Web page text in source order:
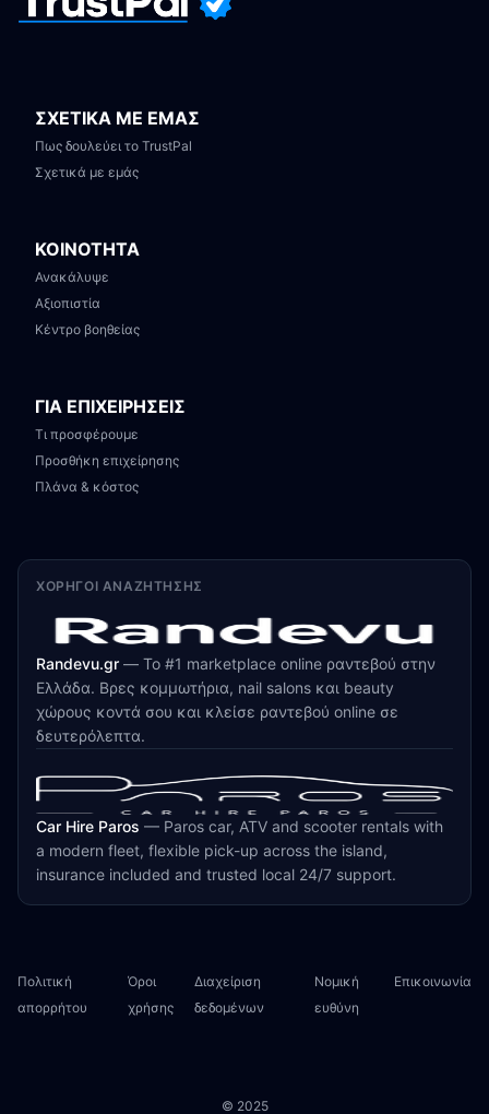
ΣΧΕΤΙΚΑ ΜΕ ΕΜΑΣ
Πως δουλεύει το TrustPal
Σχετικά με εμάς
ΚΟΙΝΟΤΗΤΑ
Ανακάλυψε
Αξιοπιστία
Κέντρο βοηθείας
ΓΙΑ ΕΠΙΧΕΙΡΗΣΕΙΣ
Τι προσφέρουμε
Προσθήκη επιχείρησης
Πλάνα & κόστος
ΧΟΡΗΓΟΊ ΑΝΑΖΉΤΗΣΗΣ
Randevu.gr — Το #1 marketplace online ραντεβού στην
Ελλάδα. Βρες κομμωτήρια, nail salons και beauty
χώρους κοντά σου και κλείσε ραντεβού online σε
δευτερόλεπτα.
Car Hire Paros — Paros car, ATV and scooter rentals with
a modern fleet, flexible pick-up across the island,
insurance included and trusted local 24/7 support.
Πολιτική
απορρήτου
Όροι
χρήσης
Διαχείριση
δεδομένων
Νομική
ευθύνη
Επικοινωνία
© 2025